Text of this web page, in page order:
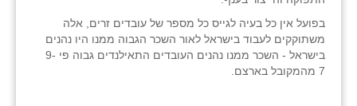
בפועל אין כל בעיה לגייס כל מספר של עובדים זרים, אלה
משתוקקים לעבוד בישראל לאור השכר הגבוה ממנו היו נהנים
בישראל - השכר ממנו נהנים העובדים התאילנדים גבוה פי 9-
7 מהמקובל בארצם.